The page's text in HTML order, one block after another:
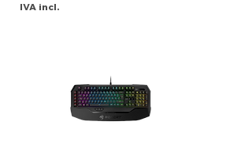
IVA incl.